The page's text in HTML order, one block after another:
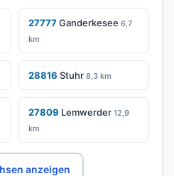
27777Ganderkesee 6,7
km
28816 Stuhr 8,3 km
27809 Lemwerder 12,9
km
anzeigen